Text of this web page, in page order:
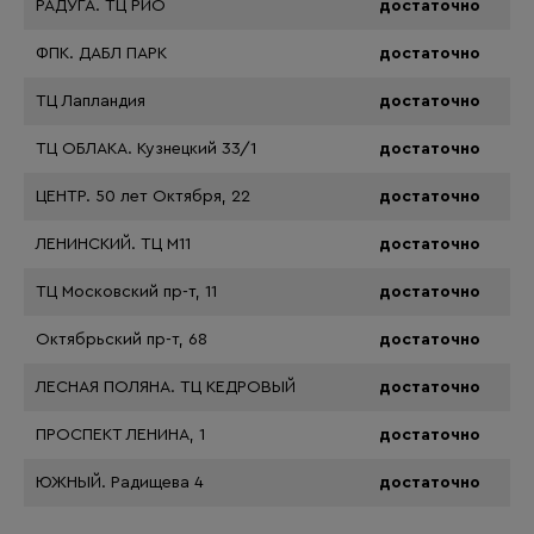
РАДУГА. ТЦ РИО достаточно
ФПК. ДАБЛ ПАРК достаточно
ТЦ Лапландия достаточно
ТЦ ОБЛАКА. Кузнецкий 33/1 достаточно
ЦЕНТР. 50 лет Октября, 22 достаточно
ЛЕНИНСКИЙ. ТЦ М11 достаточно
ТЦ Московский пр-т, 11 достаточно
Октябрьский пр-т, 68 достаточно
ЛЕСНАЯ ПОЛЯНА. ТЦ КЕДРОВЫЙ достаточно
ПРОСПЕКТ ЛЕНИНА, 1 достаточно
ЮЖНЫЙ. Радищева 4 достаточно